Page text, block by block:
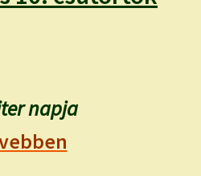
LIMITÁLT!
napja